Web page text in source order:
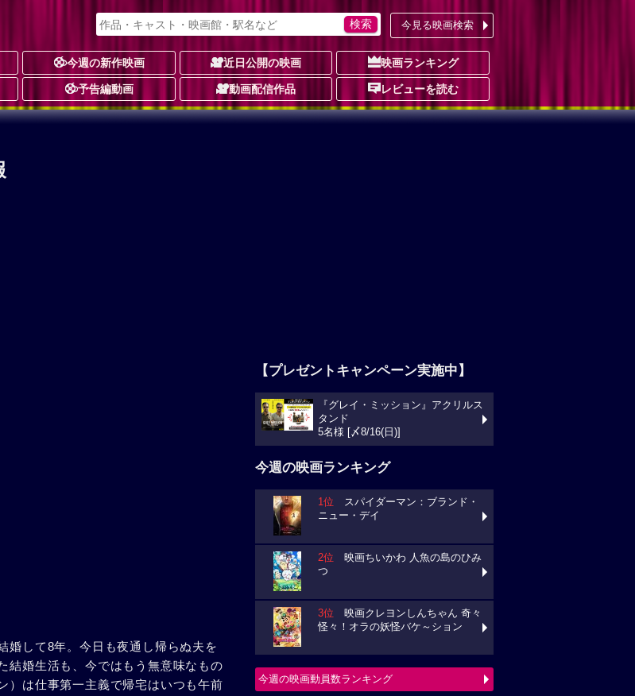
今見る映画検索
今週の新作映画 近日公開の映画 映画ランキング
予告編動画 動画配信作品 レビューを読む
婚して8年。今日も夜通し帰らぬ夫を
結婚生活も、今ではもう無意味なもの
）は仕事第一主義で帰宅はいつも午前
【プレゼントキャンペーン実施中】
『グレイ・ミッション』アクリルス
タンド
5名様 [〆8/16(日)]
今週の映画ランキング
1位 スパイダーマン：ブランド・
ニュー・デイ
2位 映画ちいかわ 人魚の島のひみ
つ
3位 映画クレヨンしんちゃん 奇々
怪々！オラの妖怪バケ～ション
今週の映画動員数ランキング